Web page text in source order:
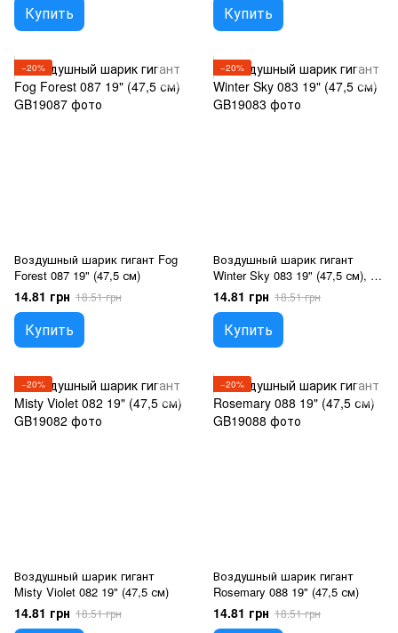
Купить Купить
−20%
Воздушный шарик гигант Fog
Forest 087 19" (47,5 см)
14.81 грн 18.51 грн
Купить
−20%
Воздушный шарик гигант
Winter Sky 083 19" (47,5 см), 1
шт., 19"/47.5см
14.81 грн 18.51 грн
Купить
−20%
Воздушный шарик гигант
Misty Violet 082 19" (47,5 см)
14.81 грн 18.51 грн
−20%
Воздушный шарик гигант
Rosemary 088 19" (47,5 см)
14.81 грн 18.51 грн